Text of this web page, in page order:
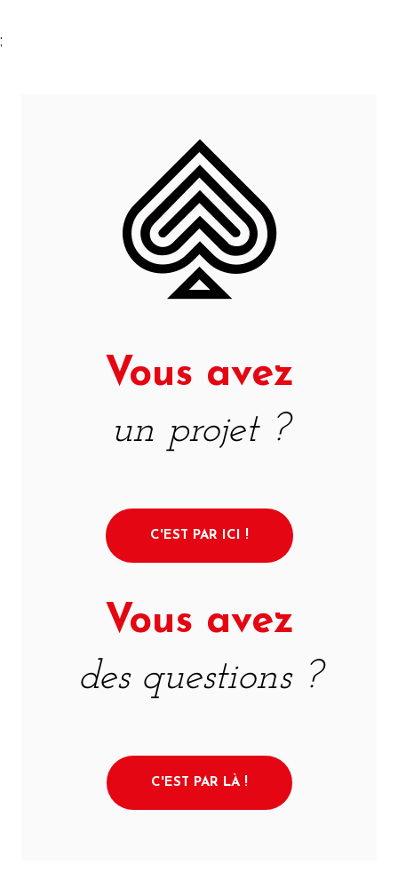
;
Vous avez
un projet ?
C'EST PAR ICI !
Vous avez
des questions ?
C'EST PAR LÀ !